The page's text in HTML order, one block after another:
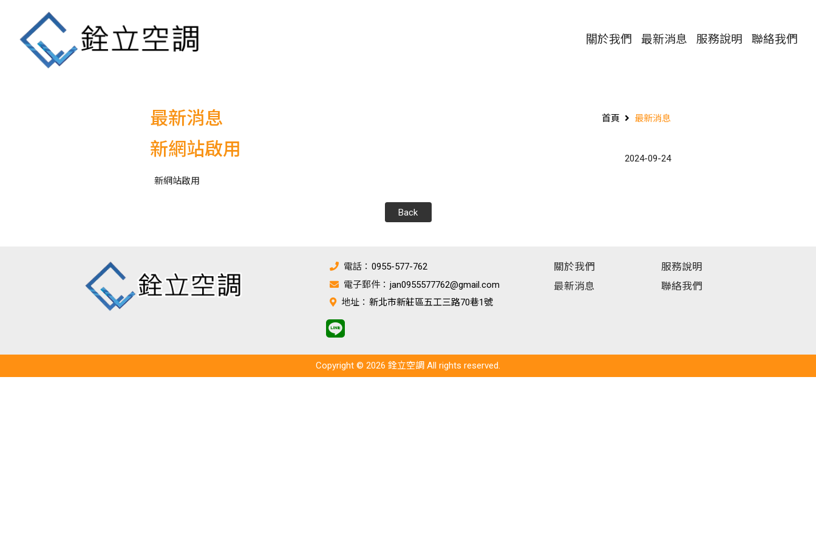
關於我們 最新消息 服務說明 聯絡我們
最新消息 首頁 最新消息
新網站啟用 2024-09-24
新網站啟用
Back
電話： 0955-577-762
電子郵件： jan0955577762@gmail.com
地址： 新北市新莊區五工三路70巷1號
關於我們
最新消息
服務說明
聯絡我們
Copyright © 2026 銓立空調 All rights reserved.